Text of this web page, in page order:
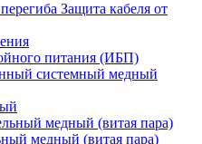
Защита кабеля от
питания (ИБП)
системный медный
медный (витая пара)